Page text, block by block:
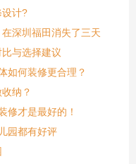
计?
深圳福田消失了三天
与选择建议
如何装修更合理？
纳？
修才是最好的！
园都有好评